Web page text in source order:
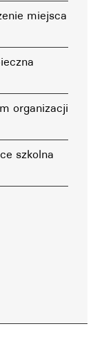
miejsca
organizacji
szkolna